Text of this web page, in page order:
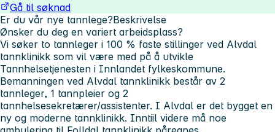
Gå til søknad
Er du vår nye tannlege?Beskrivelse
Ønsker du deg en variert arbeidsplass?
Vi søker to tannleger i 100 % faste stillinger ved Alvdal
tannklinikk som vil være med på å utvikle
Tannhelsetjenesten i Innlandet fylkeskommune.
Bemanningen ved Alvdal tannklinikk består av 2
tannleger, 1 tannpleier og 2
tannhelsesekretærer/assistenter. I Alvdal er det bygget en
ny og moderne tannklinikk. Inntiil videre må noe